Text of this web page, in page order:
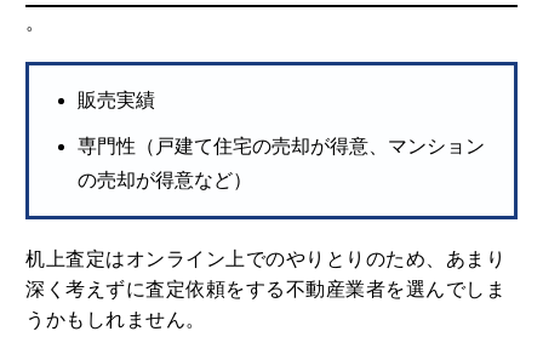
。
販売実績
専門性（戸建て住宅の売却が得意、マンション
の売却が得意など）
机上査定はオンライン上でのやりとりのため、あまり
深く考えずに査定依頼をする不動産業者を選んでしま
うかもしれません。